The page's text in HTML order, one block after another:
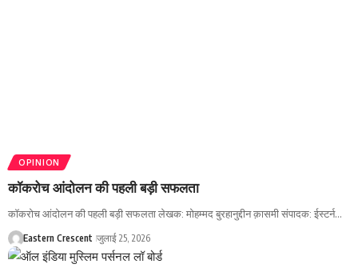
OPINION
कॉकरोच आंदोलन की पहली बड़ी सफलता
कॉकरोच आंदोलन की पहली बड़ी सफलता लेखक: मोहम्मद बुरहानुद्दीन क़ासमी संपादक: ईस्टर्न…
Eastern Crescent जुलाई 25, 2026